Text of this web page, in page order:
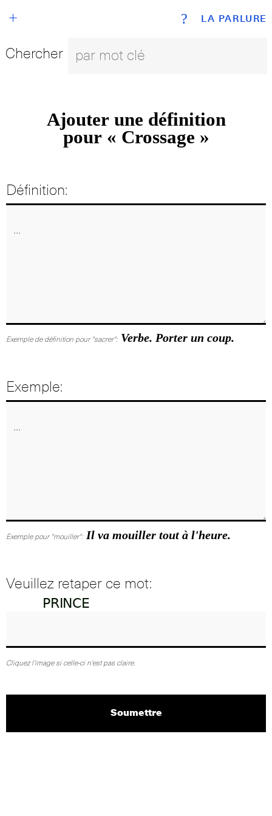
LA PARLURE
+ ?
Chercher
Ajouter une définition
pour « Crossage »
Définition:
Exemple de définition pour "sacrer": Verbe. Porter un coup.
Exemple:
Exemple pour "mouiller": Il va mouiller tout à l'heure.
Veuillez retaper ce mot:
Cliquez l'image si celle-ci n'est pas claire.
Soumettre